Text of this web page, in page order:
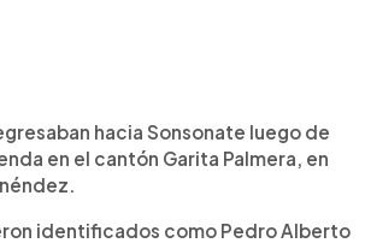
hacia Sonsonate luego de
en el cantón Garita Palmera, en
identificados como Pedro Alberto